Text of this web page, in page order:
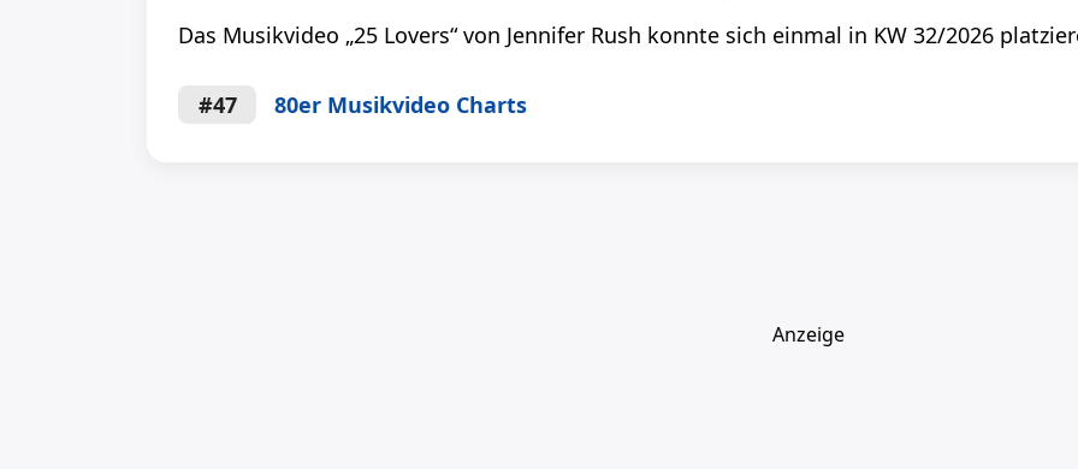
Das Musikvideo „25 Lovers“ von Jennifer Rush konnte sich einmal in KW 32/2026
#47 80er Musikvideo Charts
Anzeige